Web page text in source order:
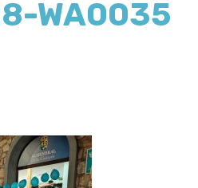
WA0035